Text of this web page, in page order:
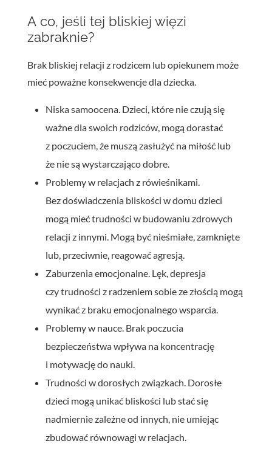
A co, jeśli tej bliskiej więzi
zabraknie?
Brak bliskiej relacji z rodzicem lub opiekunem może
mieć poważne konsekwencje dla dziecka.
Niska samoocena. Dzieci, które nie czują się
ważne dla swoich rodziców, mogą dorastać
z poczuciem, że muszą zasłużyć na miłość lub
że nie są wystarczająco dobre.
Problemy w relacjach z rówieśnikami.
Bez doświadczenia bliskości w domu dzieci
mogą mieć trudności w budowaniu zdrowych
relacji z innymi. Mogą być nieśmiałe, zamknięte
lub, przeciwnie, reagować agresją.
Zaburzenia emocjonalne. Lęk, depresja
czy trudności z radzeniem sobie ze złością mogą
wynikać z braku emocjonalnego wsparcia.
Problemy w nauce. Brak poczucia
bezpieczeństwa wpływa na koncentrację
i motywację do nauki.
Trudności w dorosłych związkach. Dorosłe
dzieci mogą unikać bliskości lub stać się
nadmiernie zależne od innych, nie umiejąc
zbudować równowagi w relacjach.